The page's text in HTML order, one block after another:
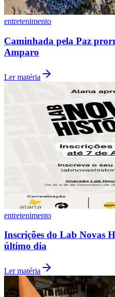
entretenimento
Caminhada pela Paz
Amparo
Ler matéria
entretenimento
Inscrições do Lab Novas
último dia
Ler matéria